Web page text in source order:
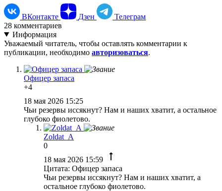
ВКонтакте Дзен
Телеграм
28 комментариев
Информация
Уважаемый читатель, чтобы оставлять комментарии к
публикации, необходимо авторизоваться.
Офицер запаса
+4
18 мая 2026 15:25
Чьи резервы иссякнут? Нам и наших хватит, а остальное
глубоко фиолетово.
Zoldat_A
0
18 мая 2026 15:59
Цитата: Офицер запаса
Чьи резервы иссякнут? Нам и наших хватит, а
остальное глубоко фиолетово.